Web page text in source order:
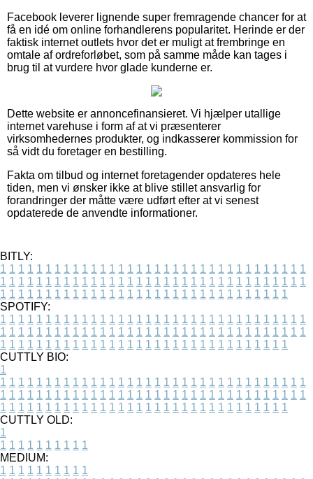
Facebook leverer lignende super fremragende chancer for at
få en idé om online forhandlerens popularitet. Herinde er der
faktisk internet outlets hvor det er muligt at frembringe en
omtale af ordreforløbet, som på samme måde kan tages i
brug til at vurdere hvor glade kunderne er.
Dette website er annoncefinansieret. Vi hjælper utallige
internet varehuse i form af at vi præsenterer
virksomhedernes produkter, og indkasserer kommission for
så vidt du foretager en bestilling.
Fakta om tilbud og internet foretagender opdateres hele
tiden, men vi ønsker ikke at blive stillet ansvarlig for
forandringer der måtte være udført efter at vi senest
opdaterede de anvendte informationer.
BITLY:
1 1 1 1 1 1 1 1 1 1 1 1 1 1 1 1 1 1 1 1 1 1 1 1 1 1 1 1 1 1 1 1 1 1
1 1 1 1 1 1 1 1 1 1 1 1 1 1 1 1 1 1 1 1 1 1 1 1 1 1 1 1 1 1 1 1 1 1
1 1 1 1 1 1 1 1 1 1 1 1 1 1 1 1 1 1 1 1 1 1 1 1 1 1 1 1 1 1 1 1
SPOTIFY:
1 1 1 1 1 1 1 1 1 1 1 1 1 1 1 1 1 1 1 1 1 1 1 1 1 1 1 1 1 1 1 1 1 1
1 1 1 1 1 1 1 1 1 1 1 1 1 1 1 1 1 1 1 1 1 1 1 1 1 1 1 1 1 1 1 1 1 1
1 1 1 1 1 1 1 1 1 1 1 1 1 1 1 1 1 1 1 1 1 1 1 1 1 1 1 1 1 1 1 1
CUTTLY BIO:
1
1 1 1 1 1 1 1 1 1 1 1 1 1 1 1 1 1 1 1 1 1 1 1 1 1 1 1 1 1 1 1 1 1 1
1 1 1 1 1 1 1 1 1 1 1 1 1 1 1 1 1 1 1 1 1 1 1 1 1 1 1 1 1 1 1 1 1 1
1 1 1 1 1 1 1 1 1 1 1 1 1 1 1 1 1 1 1 1 1 1 1 1 1 1 1 1 1 1 1 1
CUTTLY OLD:
1
1 1 1 1 1 1 1 1 1 1
MEDIUM:
1 1 1 1 1 1 1 1 1 1